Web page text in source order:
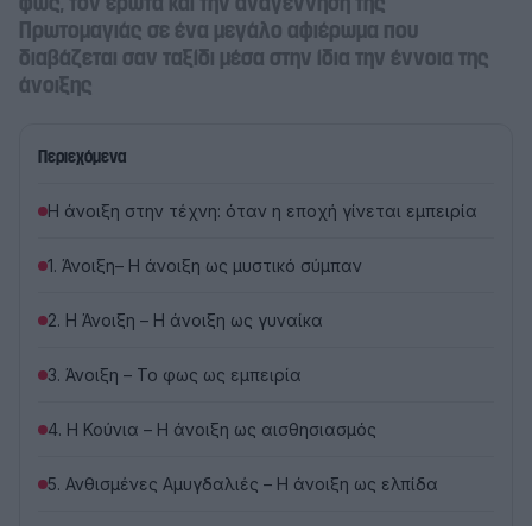
Πρωτομαγιάς σε ένα μεγάλο αφιέρωμα που
διαβάζεται σαν ταξίδι μέσα στην ίδια την έννοια της
άνοιξης
Περιεχόμενα
Η άνοιξη στην τέχνη: όταν η εποχή γίνεται εμπειρία
1. Άνοιξη– Η άνοιξη ως μυστικό σύμπαν
2. Η Άνοιξη – Η άνοιξη ως γυναίκα
3. Άνοιξη – Το φως ως εμπειρία
4. Η Κούνια – Η άνοιξη ως αισθησιασμός
5. Ανθισμένες Αμυγδαλιές – Η άνοιξη ως ελπίδα